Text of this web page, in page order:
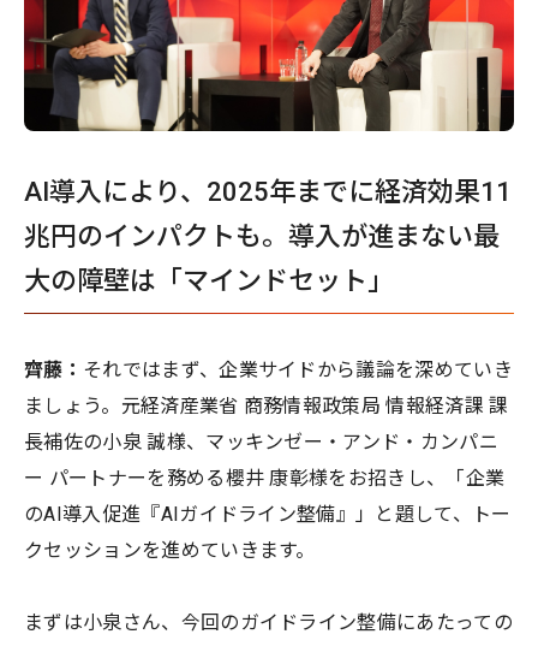
AI導入により、2025年までに経済効果11
兆円のインパクトも。導入が進まない最
大の障壁は「マインドセット」
齊藤： それではまず、企業サイドから議論を深めていき
ましょう。元経済産業省 商務情報政策局 情報経済課 課
長補佐の小泉 誠様、マッキンゼー・アンド・カンパニ
ー パートナーを務める櫻井 康彰様をお招きし、「企業
のAI導入促進『AIガイドライン整備』」と題して、トー
クセッションを進めていきます。
まずは小泉さん、今回のガイドライン整備にあたっての